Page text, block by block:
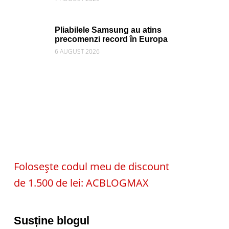
Pliabilele Samsung au atins
precomenzi record în Europa
6 AUGUST 2026
Folosește codul meu de discount
de 1.500 de lei: ACBLOGMAX
Susține blogul